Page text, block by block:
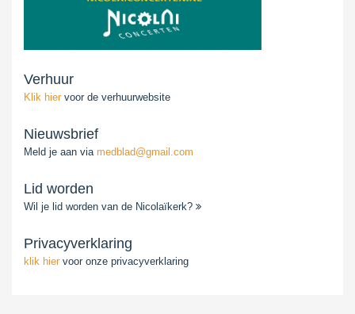
Verhuur
Klik hier voor de verhuurwebsite
Nieuwsbrief
Meld je aan via medblad@gmail.com
Lid worden
Wil je lid worden van de Nicolaïkerk?
Privacyverklaring
klik hier voor onze privacyverklaring